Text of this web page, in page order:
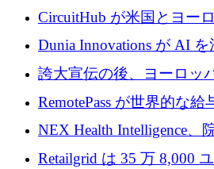
クチャ インテリジェンス
プレシードを確保
CircuitHub が米国とヨー
子機器製造を拡大するた
Dunia Innovations が AI
産業化するために 2 億
リン GigaLab を発表
誇大宣伝の後、ヨーロッ
クターはファンダメンタ
RemotePass が世界的な
ラットフォームを拡大す
NEX Health Intelligence、
100万ユーロを確保
Retailgrid は 35 万 8,000